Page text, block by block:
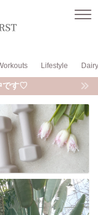
Lifestyle Dairy
です♡